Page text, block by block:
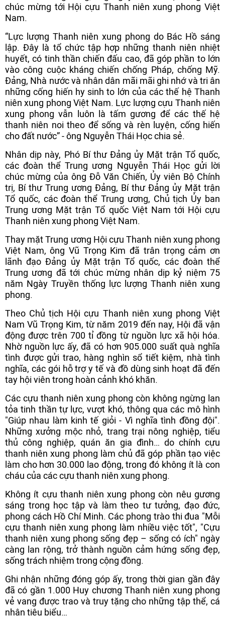
chúc mừng tới Hội cựu Thanh niên xung phong Việt
Nam.
“Lực lượng Thanh niên xung phong do Bác Hồ sáng
lập. Đây là tổ chức tập hợp những thanh niên nhiệt
huyết, có tinh thần chiến đấu cao, đã góp phần to lớn
vào công cuộc kháng chiến chống Pháp, chống Mỹ.
Đảng, Nhà nước và nhân dân mãi mãi ghi nhớ và tri ân
những cống hiến hy sinh to lớn của các thế hệ Thanh
niên xung phong Việt Nam. Lực lượng cựu Thanh niên
xung phong vẫn luôn là tấm gương để các thế hệ
thanh niên noi theo để sống và rèn luyện, cống hiến
cho đất nước” - ông Nguyễn Thái Học chia sẻ.
Nhân dịp này, Phó Bí thư Đảng ủy Mặt trận Tổ quốc,
các đoàn thể Trung ương Nguyễn Thái Học gửi lời
chúc mừng của ông Đỗ Văn Chiến, Ủy viên Bộ Chính
trị, Bí thư Trung ương Đảng, Bí thư Đảng ủy Mặt trận
Tổ quốc, các đoàn thể Trung ương, Chủ tịch Ủy ban
Trung ương Mặt trận Tổ quốc Việt Nam tới Hội cựu
Thanh niên xung phong Việt Nam.
Thay mặt Trung ương Hội cựu Thanh niên xung phong
Việt Nam, ông Vũ Trọng Kim đã trân trọng cảm ơn
lãnh đạo Đảng ủy Mặt trận Tổ quốc, các đoàn thể
Trung ương đã tới chúc mừng nhân dịp kỷ niệm 75
năm Ngày Truyền thống lực lượng Thanh niên xung
phong.
Theo Chủ tịch Hội cựu Thanh niên xung phong Việt
Nam Vũ Trọng Kim, từ năm 2019 đến nay, Hội đã vận
động được trên 700 tỉ đồng từ nguồn lực xã hội hóa.
Nhờ nguồn lực ấy, đã có hơn 905.000 suất quà nghĩa
tình được gửi trao, hàng nghìn sổ tiết kiệm, nhà tình
nghĩa, các gói hỗ trợ y tế và đồ dùng sinh hoạt đã đến
tay hội viên trong hoàn cảnh khó khăn.
Các cựu thanh niên xung phong còn không ngừng lan
tỏa tinh thần tự lực, vượt khó, thông qua các mô hình
"Giúp nhau làm kinh tế giỏi - Vì nghĩa tình đồng đội".
Những xưởng mộc nhỏ, trang trại nông nghiệp, tiểu
thủ công nghiệp, quán ăn gia đình… do chính cựu
thanh niên xung phong làm chủ đã góp phần tạo việc
làm cho hơn 30.000 lao động, trong đó không ít là con
cháu của các cựu thanh niên xung phong.
Không ít cựu thanh niên xung phong còn nêu gương
sáng trong học tập và làm theo tư tưởng, đạo đức,
phong cách Hồ Chí Minh. Các phong trào thi đua "Mỗi
cựu thanh niên xung phong làm nhiều việc tốt", "Cựu
thanh niên xung phong sống đẹp – sống có ích" ngày
càng lan rộng, trở thành nguồn cảm hứng sống đẹp,
sống trách nhiệm trong cộng đồng.
Ghi nhận những đóng góp ấy, trong thời gian gần đây
đã có gần 1.000 Huy chương Thanh niên xung phong
vẻ vang được trao và truy tặng cho những tập thể, cá
nhân tiêu biểu…